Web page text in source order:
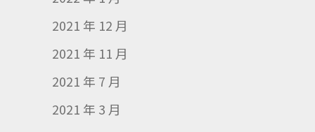
2021 年 12 月
2021 年 11 月
2021 年 7 月
2021 年 3 月